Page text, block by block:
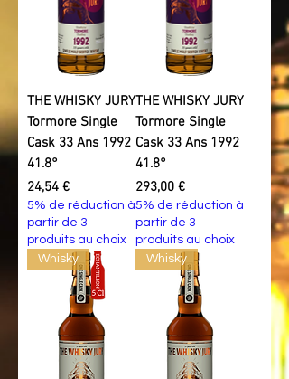
THE WHISKY JURY
Tormore Single
Cask 33 Ans 1992
41.8°
Prix
24,54 €
5% de réduction à
partir de 3
produits au choix
THE WHISKY JURY
Tormore Single
Cask 33 Ans 1992
41.8°
Prix
293,00 €
5% de réduction à
partir de 3
produits au choix
Whisky
Whisky